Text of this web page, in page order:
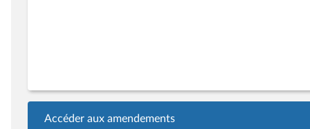
Accéder aux amendements